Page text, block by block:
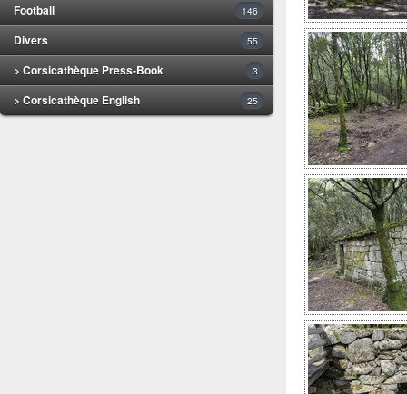
Football 146
Divers 55
> Corsicathèque Press-Book 3
> Corsicathèque English 25